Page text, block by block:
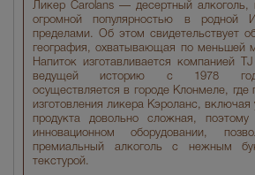
Ликер Carolans — десертный алкоголь,
огромной популярностью в
пределами. Об этом свидетельствует
география, охватывающая по меньшей
Напиток изготавливается компанией
ведущей историю с 1978
осуществляется в городе Клонмеле, где
изготовления ликера Кэроланс, включая
продукта довольно сложная,
инновационном оборудовании,
премиальный алкоголь с нежным
текстурой.